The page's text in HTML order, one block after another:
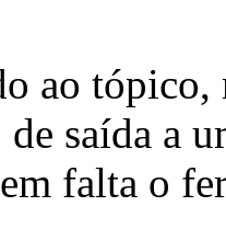
ao tópico,
de saída a
falta o